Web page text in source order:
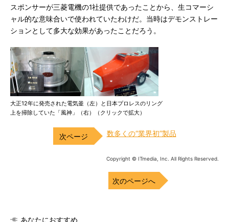
スポンサーが三菱電機の1社提供であったことから、生コマーシ
ャル的な意味合いで使われていたわけだ。当時はデモンストレー
ションとして多大な効果があったことだろう。
大正12年に発売された電気釜（左）と日本プロレスのリング
上を掃除していた「風神」（右）（クリックで拡大）
数多くの“業界初”製品
Copyright © ITmedia, Inc. All Rights Reserved.
次のページへ
あなたにおすすめ